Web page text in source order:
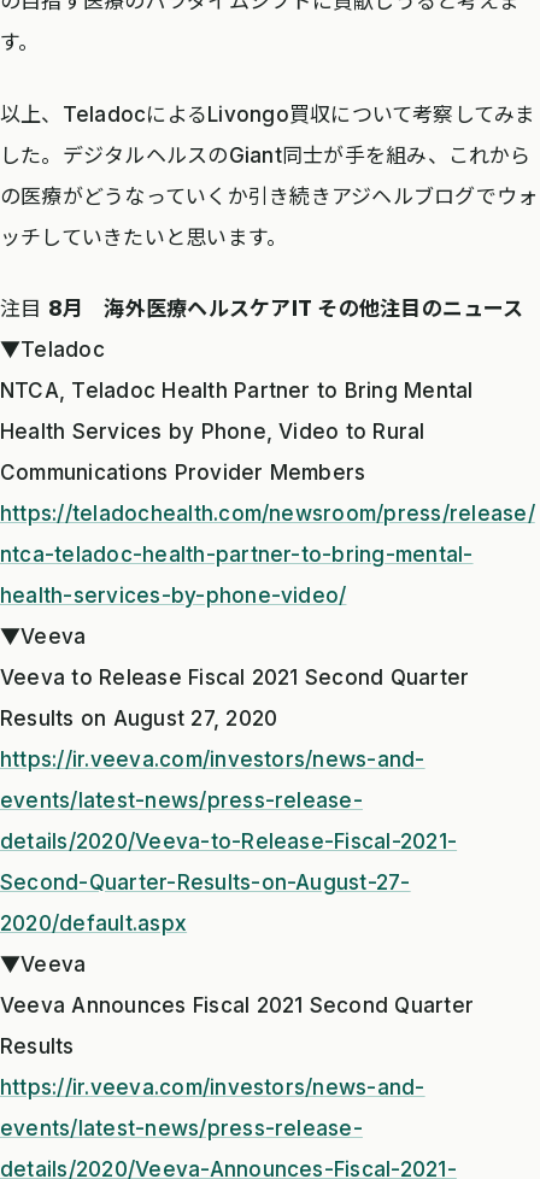
す。
以上、TeladocによるLivongo買収について考察してみま
した。デジタルヘルスのGiant同士が手を組み、これから
の医療がどうなっていくか引き続きアジヘルブログでウォ
ッチしていきたいと思います。
注目 8月 海外医療ヘルスケアIT その他注目のニュース
▼Teladoc
NTCA, Teladoc Health Partner to Bring Mental
Health Services by Phone, Video to Rural
Communications Provider Members
https://teladochealth.com/newsroom/press/release/
ntca-teladoc-health-partner-to-bring-mental-
health-services-by-phone-video/
▼Veeva
Veeva to Release Fiscal 2021 Second Quarter
Results on August 27, 2020
https://ir.veeva.com/investors/news-and-
events/latest-news/press-release-
details/2020/Veeva-to-Release-Fiscal-2021-
Second-Quarter-Results-on-August-27-
2020/default.aspx
▼Veeva
Veeva Announces Fiscal 2021 Second Quarter
Results
https://ir.veeva.com/investors/news-and-
events/latest-news/press-release-
details/2020/Veeva-Announces-Fiscal-2021-